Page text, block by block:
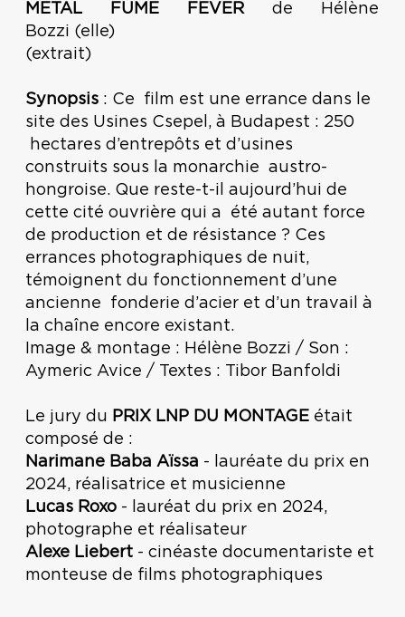
METAL FUME FEVER de Hélène
Bozzi (elle)
(extrait)
Synopsis : Ce film est une errance dans le
site des Usines Csepel, à Budapest : 250
hectares d’entrepôts et d’usines
construits sous la monarchie austro-
hongroise. Que reste-t-il aujourd’hui de
cette cité ouvrière qui a été autant force
de production et de résistance ? Ces
errances photographiques de nuit,
témoignent du fonctionnement d’une
ancienne fonderie d’acier et d’un travail à
la chaîne encore existant.
Image & montage : Hélène Bozzi / Son :
Aymeric Avice / Textes : Tibor Banfoldi
Le jury du PRIX LNP DU MONTAGE était
composé de :
Narimane Baba Aïssa - lauréate du prix en
2024, réalisatrice et musicienne
Lucas Roxo - lauréat du prix en 2024,
photographe et réalisateur
Alexe Liebert - cinéaste documentariste et
monteuse de films photographiques